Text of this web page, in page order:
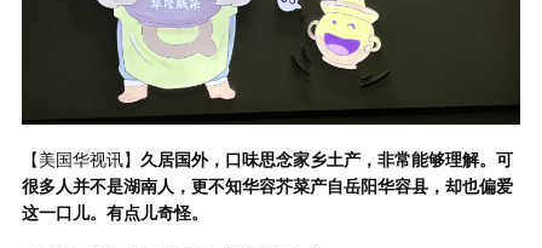
【美国华视讯】 久居国外，口味思念家乡土产，非常能够理解。可
很多人并不是湖南人，更不知华容芥菜产自岳阳华容县，却也偏爱
这一口儿。有点儿奇怪。